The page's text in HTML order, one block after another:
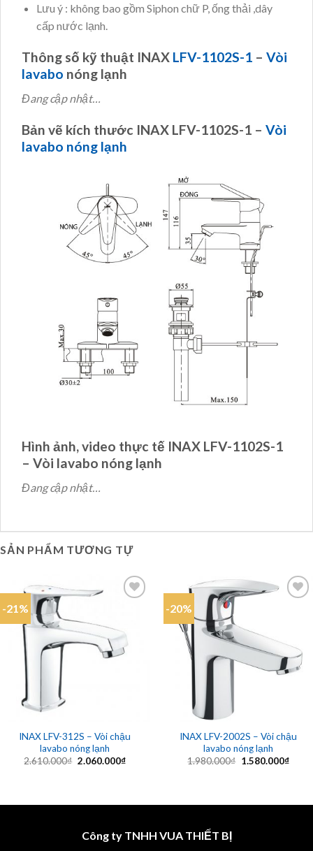
Lưu ý : không bao gồm Siphon chữ P, ống thải ,dây
cấp nước lạnh.
Thông số kỹ thuật INAX LFV-1102S-1 – Vòi
lavabo nóng lạnh
Đang cập nhật…
Bản vẽ kích thước INAX LFV-1102S-1 – Vòi
lavabo nóng lạnh
Hình ảnh, video thực tế INAX LFV-1102S-1
– Vòi lavabo nóng lạnh
Đang cập nhật…
SẢN PHẨM TƯƠNG TỰ
-21%
Add to
wishlist
INAX LFV-312S – Vòi chậu
lavabo nóng lạnh
2.610.000₫ Giá
2.060.000₫Giá
-20%
wishlist
INAX LFV-2002S – Vòi chậu
lavabo nóng lạnh
1.980.000₫ Giá
1.580.000₫Giá
Công ty TNHH VUA THIẾT BỊ